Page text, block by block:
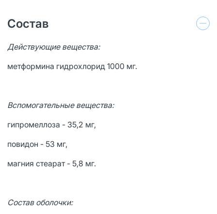
Состав
Действующие вещества:
метформина гидрохлорид 1000 мг.
Вспомогательные вещества:
гипромеллоза - 35,2 мг,
повидон - 53 мг,
магния стеарат - 5,8 мг.
Состав оболочки: